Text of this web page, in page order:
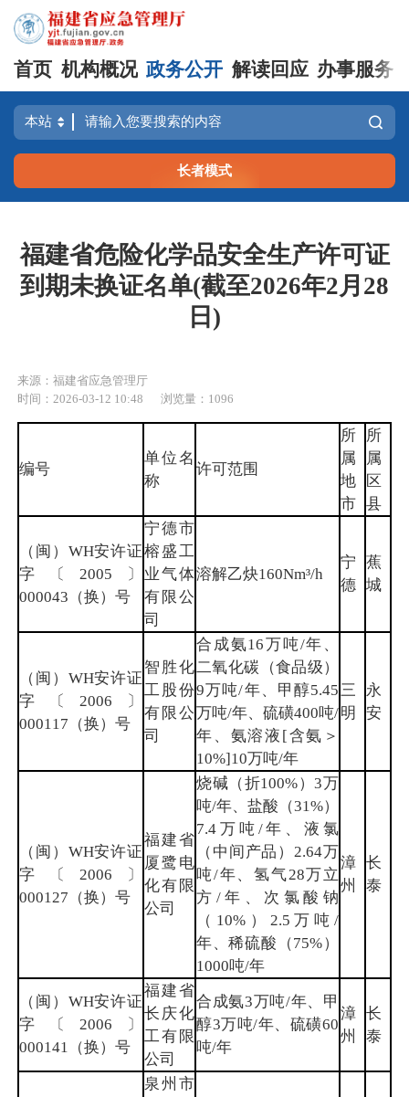
首页 机构概况 政务公开 解读回应 办事服务
长者模式
福建省危险化学品安全生产许可证
到期未换证名单(截至2026年2月28
日)
来源：福建省应急管理厅
时间：2026-03-12 10:48
浏览量：1096
编号
单位名
称
许可范围
所
属
地
市
所
属
区
县
（闽）WH安许证
字〔2005〕
000043（换）号
宁德市
榕盛工
业气体
有限公
司
溶解乙炔160Nm³/h
宁
德
蕉
城
（闽）WH安许证
字〔2006〕
000117（换）号
智胜化
工股份
有限公
司
合成氨16万吨/年、
二氧化碳（食品级）
9万吨/年、甲醇5.45
万吨/年、硫磺400吨/
年、氨溶液[含氨＞
10%]10万吨/年
三
明
永
安
（闽）WH安许证
字〔2006〕
000127（换）号
福建省
厦鹭电
化有限
公司
烧碱（折100%）3万
吨/年、盐酸（31%）
7.4万吨/年、液氯
（中间产品）2.64万
吨/年、氢气28万立
方/年、次氯酸钠
（10%）2.5万吨/
年、稀硫酸（75%）
1000吨/年
漳
州
长
泰
（闽）WH安许证
字〔2006〕
000141（换）号
福建省
长庆化
工有限
公司
合成氨3万吨/年、甲
醇3万吨/年、硫磺60
吨/年
漳
州
长
泰
泉州市